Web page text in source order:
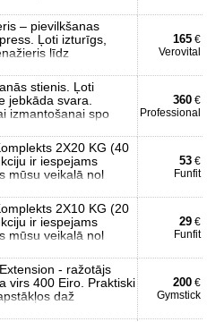
– pievilkšanas
Ļoti izturīgs,
līdz
165 €
Verovital
stienis. Ļoti
jebkāda svara.
izmantošanai spo
360 €
Professional
2X20 KG (40
ir iespejams
mūsu veikalā nol
53 €
Funfit
2X10 KG (20
ir iespejams
mūsu veikalā nol
29 €
Funfit
- ražotājs
virs 400 Eiro. Praktiski
daž
200 €
Gymstick